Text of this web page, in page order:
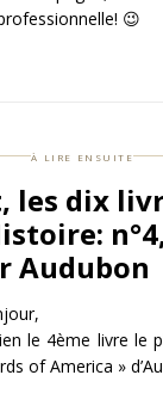
😉
à lire ensuite
les dix
Audubon
le 4ème livre le
of America »